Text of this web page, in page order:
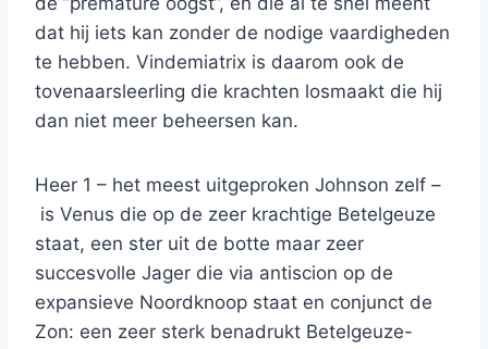
dat hij iets kan zonder de nodige vaardigheden
te hebben. Vindemiatrix is daarom ook de
tovenaarsleerling die krachten losmaakt die hij
dan niet meer beheersen kan.
Heer 1 – het meest uitgeproken Johnson zelf –
is Venus die op de zeer krachtige Betelgeuze
staat, een ster uit de botte maar zeer
succesvolle Jager die via antiscion op de
expansieve Noordknoop staat en conjunct de
Zon: een zeer sterk benadrukt Betelgeuze-